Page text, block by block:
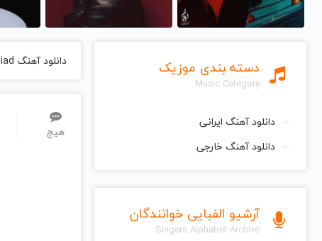
دسته بندی موزیک
Music Category
دانلود آهنگ ایرانی
دانلود آهنگ خارجی
آرشیو الفبایی خوانندگان
Singers Alphabet Archive
دانلود آهنگ Ezzat Ziad از Ali Azimi علی عظیمی
هیچ